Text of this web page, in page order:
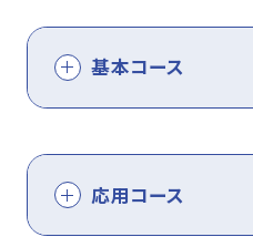
基本コース
応用コース